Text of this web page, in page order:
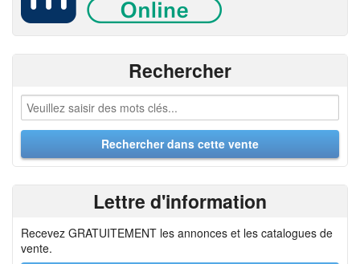
Rechercher
Lettre d'information
Recevez GRATUITEMENT les annonces et les catalogues de
vente.